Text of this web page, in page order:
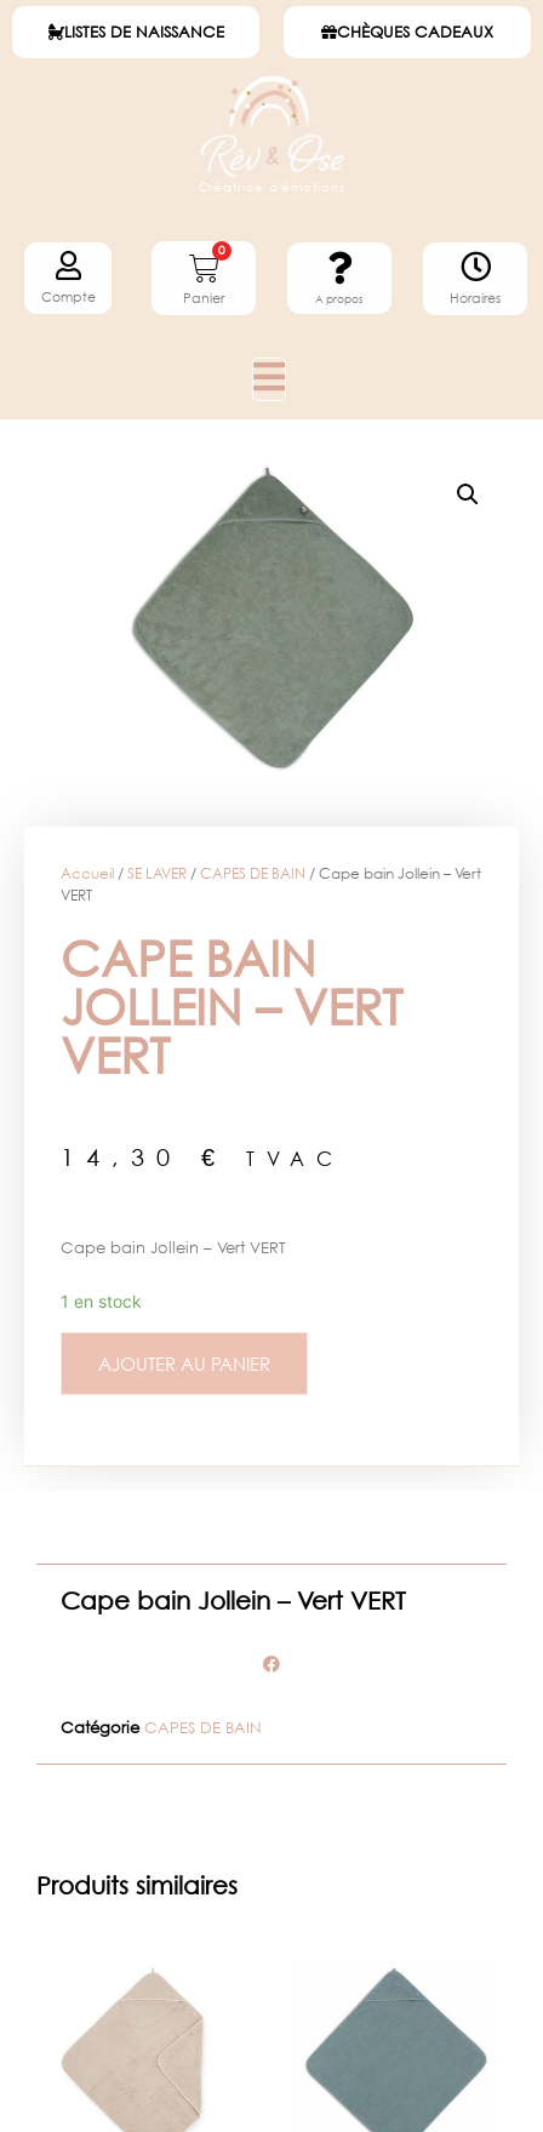
LISTES DE NAISSANCE CHÈQUES CADEAUX
Créatrice d'émotions
Compte
0
Panier A propos Horaires
Accueil /SE LAVER /CAPES DE BAIN / Cape bain Jollein – Vert
VERT
CAPE BAIN
JOLLEIN – VERT
VERT
14,30 € TVAC
Cape bain Jollein – Vert VERT
1 en stock
AJOUTER AU PANIER
Cape bain Jollein – Vert VERT
Catégorie CAPES DE BAIN
Produits similaires